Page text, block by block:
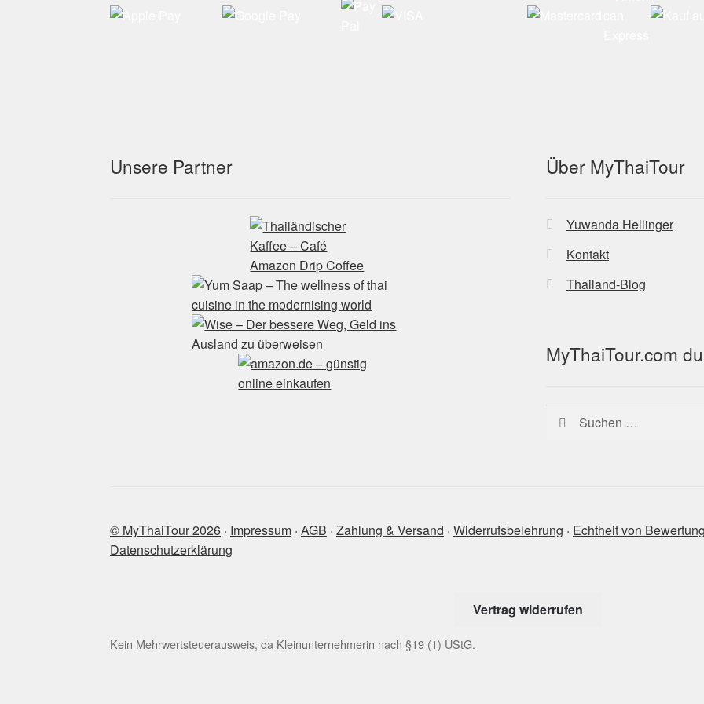
Unsere Partner Über MyThaiTour
Yuwanda Hellinger
Kontakt
Thailand-Blog
MyThaiTour.com
Suchen
nach:
© MyThaiTour 2026 ‧ Impressum ‧AGB ‧Zahlung & Versand ‧Widerrufsbelehrung ‧ Echtheit von
Datenschutzerklärung
Vertrag widerrufen
Kein Mehrwertsteuerausweis, da Kleinunternehmerin nach §19 (1) UStG.